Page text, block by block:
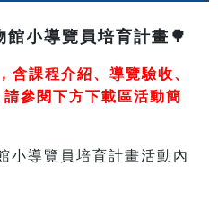
小導覽員培育計畫🌳
含課程介紹、導覽驗收、
參閱下方下載區活動簡